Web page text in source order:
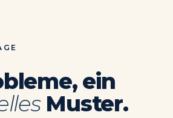
ein
Muster.